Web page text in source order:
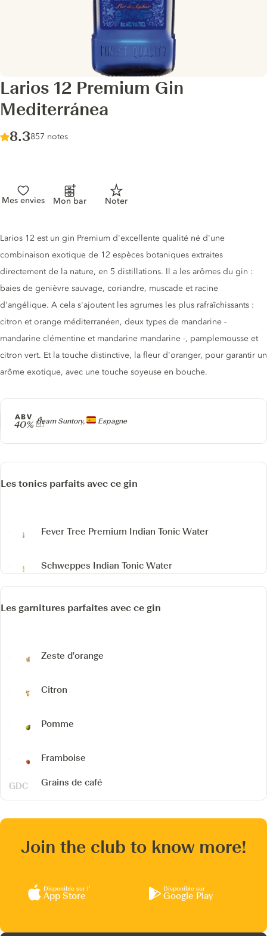
Larios 12 Premium Gin
Mediterránea
Score :
8.3/ 10
857 notes
Mes envies Mon bar Noter
Producteur
Beam Suntory, Espagne
ABV
40%
Description du gin
Larios 12 est un gin Premium d'excellente qualité né d'une
combinaison exotique de 12 espèces botaniques extraites
directement de la nature, en 5 distillations. Il a les arômes du gin :
baies de genièvre sauvage, coriandre, muscade et racine
d'angélique. A cela s'ajoutent les agrumes les plus rafraîchissants :
citron et orange méditerranéen, deux types de mandarine -
mandarine clémentine et mandarine mandarine -, pamplemousse et
citron vert. Et la touche distinctive, la fleur d'oranger, pour garantir un
arôme exotique, avec une touche soyeuse en bouche.
Les tonics parfaits avec ce gin
Fever Tree Premium Indian Tonic Water
Schweppes Indian Tonic Water
Les garnitures parfaites avec ce gin
Zeste d'orange
Citron
Pomme
Framboise
Grains de café
Join the club to know more!
Disponible sur l’
App Store
Disponible sur
Google Play